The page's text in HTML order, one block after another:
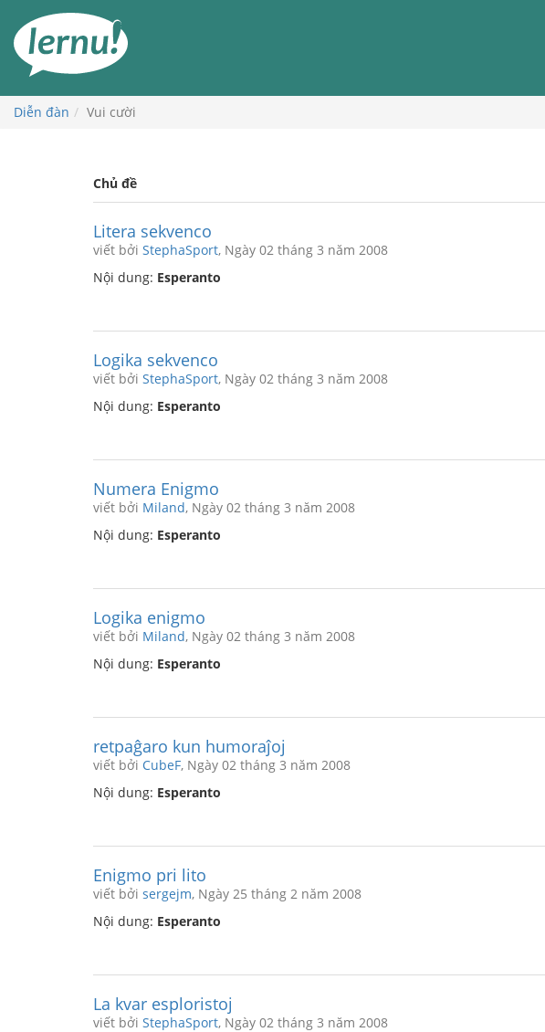
đến
phần
dung
Diễn đàn Vui cười
Chủ đề
Litera sekvenco
viết bởi StephaSport, Ngày 02 tháng 3 năm 2008
Nội dung: Esperanto
Logika sekvenco
viết bởi StephaSport, Ngày 02 tháng 3 năm 2008
Nội dung: Esperanto
Numera Enigmo
viết bởi Miland, Ngày 02 tháng 3 năm 2008
Nội dung: Esperanto
Logika enigmo
viết bởi Miland, Ngày 02 tháng 3 năm 2008
Nội dung: Esperanto
retpaĝaro kun humoraĵoj
viết bởi CubeF, Ngày 02 tháng 3 năm 2008
Nội dung: Esperanto
Enigmo pri lito
viết bởi sergejm, Ngày 25 tháng 2 năm 2008
Nội dung: Esperanto
La kvar esploristoj
viết bởi StephaSport, Ngày 02 tháng 3 năm 2008